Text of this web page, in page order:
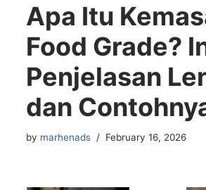
Apa Itu
Food Grade?
Penjelasan
dan
by marhenads February 16, 2026